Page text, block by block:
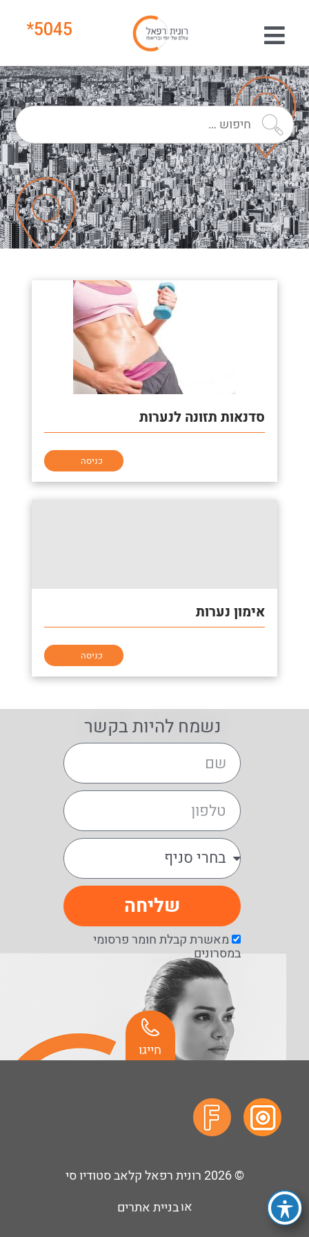
5045
*
סדנאות תזונה לנערות
כניסה
אימון נערות
כניסה
נשמח להיות בקשר
מאשרת קבלת חומר פרסומי
במסרונים
שליחה
חייגו
© 2026
רונית רפאל קלאב סטודיו סי
בניית אתרים